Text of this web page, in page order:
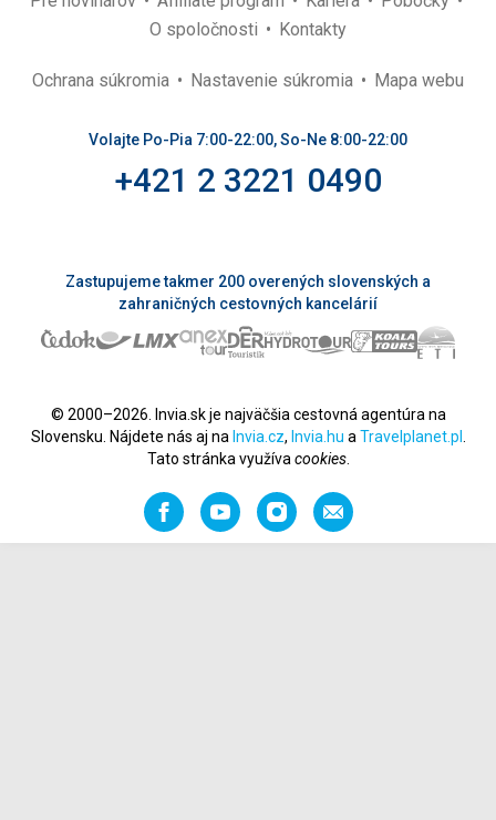
O spoločnosti
Kontakty
Ochrana súkromia Nastavenie súkromia Mapa webu
Volajte Po-Pia 7:00-22:00, So-Ne 8:00-22:00
+421 2 3221 0490
Zastupujeme takmer 200 overených slovenských a
zahraničných cestovných kancelárií
© 2000–2026. Invia.sk je najväčšia cestovná agentúra na
Slovensku. Nájdete nás aj na Invia.cz, Invia.hu a Travelplanet.pl
Tato stránka využíva cookies.
FacebookYouTubeInstagramOdporučiť